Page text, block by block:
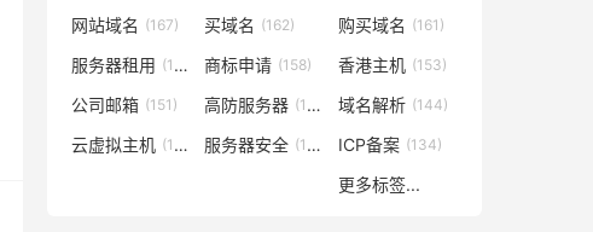
网站域名 (167) 买域名 (162) 购买域名 (161)
服务器租用 (160) 商标申请 (158) 香港主机 (153)
公司邮箱 (151) 高防服务器 (146) 域名解析 (144)
云虚拟主机 (140) 服务器安全 (137) ICP备案 (134)
更多标签...